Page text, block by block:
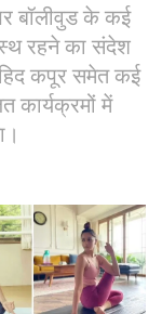
बॉलीवुड के कई
रहने का संदेश
कपूर समेत कई
कार्यक्रमों में